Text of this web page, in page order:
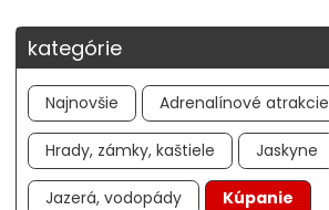
kategórie
Najnovšie Adrenalínové atrakcie
Hrady, zámky, kaštiele Jaskyne
Jazerá, vodopády Kúpanie